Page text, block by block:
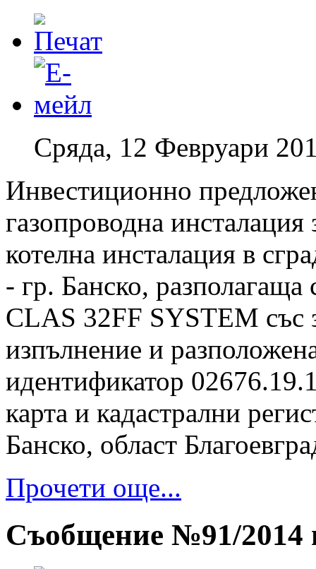
Сряда, 12 Февруари
Инвестиционно
газопроводна инсталация
котелна инсталация в
- гр. Банско,
CLAS 32FF SYSTEM със
изпълнение и
идентификатор
карта и кадастрални
Банско, област
Прочети още...
Съобщение №91/2014